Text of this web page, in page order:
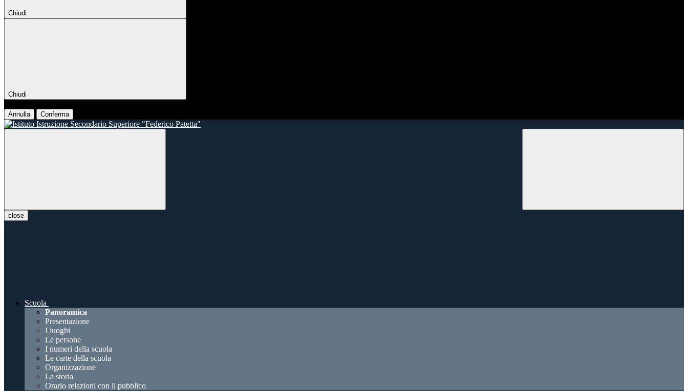
Chiudi
Chiudi
Annulla Conferma
close
Scuola
Panoramica
Presentazione
I luoghi
Le persone
I numeri della scuola
Le carte della scuola
Organizzazione
La storia
Orario relazioni con il pubblico